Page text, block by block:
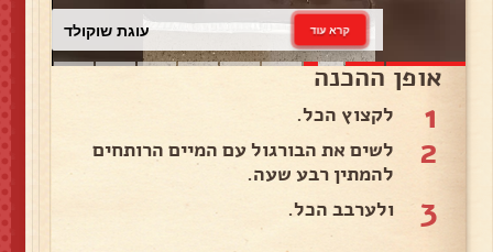
עוגת שוקולד קרא עוד
אופן ההכנה
1 לקצוץ הכל.
2
לשים את הבורגול עם המיים הרותחים
להמתין רבע שעה.
3 ולערבב הכל.